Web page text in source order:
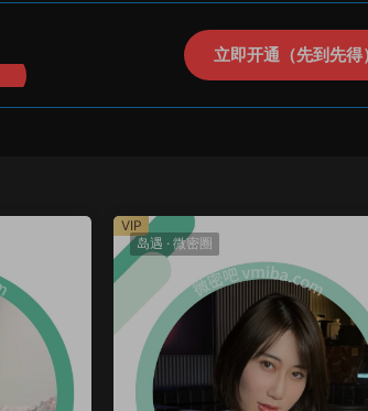
立即开通（先到先得）
岛遇 ·微密圈
VIP